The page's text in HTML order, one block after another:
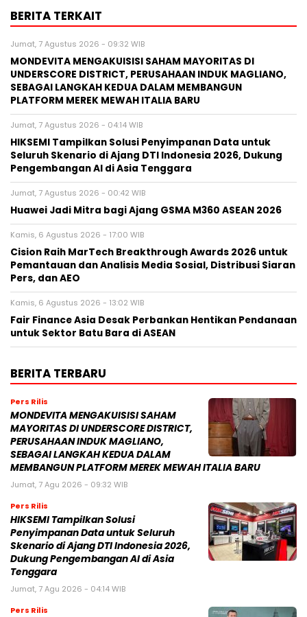
BERITA TERKAIT
Jumat, 7 Agustus 2026 - 09:32 WIB
MONDEVITA MENGAKUISISI SAHAM MAYORITAS DI
UNDERSCORE DISTRICT, PERUSAHAAN INDUK MAGLIANO,
SEBAGAI LANGKAH KEDUA DALAM MEMBANGUN
PLATFORM MEREK MEWAH ITALIA BARU
Jumat, 7 Agustus 2026 - 04:14 WIB
HIKSEMI Tampilkan Solusi Penyimpanan Data untuk
Seluruh Skenario di Ajang DTI Indonesia 2026, Dukung
Pengembangan AI di Asia Tenggara
Jumat, 7 Agustus 2026 - 00:42 WIB
Huawei Jadi Mitra bagi Ajang GSMA M360 ASEAN 2026
Kamis, 6 Agustus 2026 - 17:00 WIB
Cision Raih MarTech Breakthrough Awards 2026 untuk
Pemantauan dan Analisis Media Sosial, Distribusi Siaran
Pers, dan AEO
Kamis, 6 Agustus 2026 - 13:02 WIB
Fair Finance Asia Desak Perbankan Hentikan Pendanaan
untuk Sektor Batu Bara di ASEAN
BERITA TERBARU
Pers Rilis
MONDEVITA MENGAKUISISI SAHAM
MAYORITAS DI UNDERSCORE DISTRICT,
PERUSAHAAN INDUK MAGLIANO,
SEBAGAI LANGKAH KEDUA DALAM
MEMBANGUN PLATFORM MEREK MEWAH ITALIA BARU
Jumat, 7 Agu 2026 - 09:32 WIB
Pers Rilis
HIKSEMI Tampilkan Solusi
Penyimpanan Data untuk Seluruh
Skenario di Ajang DTI Indonesia 2026,
Dukung Pengembangan AI di Asia
Tenggara
Jumat, 7 Agu 2026 - 04:14 WIB
Pers Rilis